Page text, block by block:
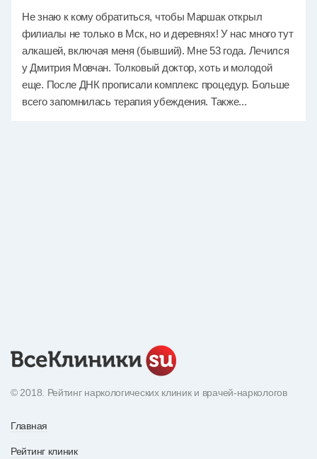
Не знаю к кому обратиться, чтобы Маршак открыл
филиалы не только в Мск, но и деревнях! У нас много тут
алкашей, включая меня (бывший). Мне 53 года. Лечился
у Дмитрия Мовчан. Толковый доктор, хоть и молодой
еще. После ДНК прописали комплекс процедур. Больше
всего запомнилась терапия убеждения. Также...
© 2018. Рейтинг наркологических клиник и врачей-наркологов
Главная
Рейтинг клиник